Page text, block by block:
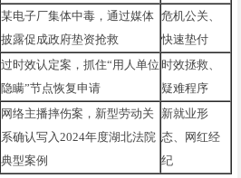
某电子厂集体中毒，通过媒体
披露促成政府垫资抢救
危机公关、
快速垫付
过时效认定案，抓住“用人单位
隐瞒”节点恢复申请
时效拯救、
疑难程序
网络主播摔伤案，新型劳动关
系确认写入2024年度湖北法院
典型案例
新就业形
态、网红经
纪